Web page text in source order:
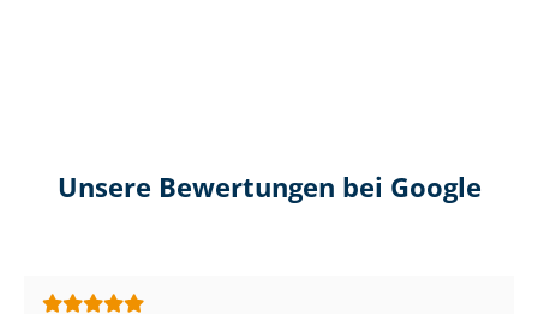
Unsere Bewertungen bei Google